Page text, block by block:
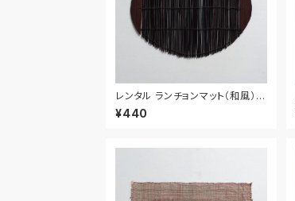
レンタル ランチョンマット（和風） 4
2cm｜MAW025
¥440